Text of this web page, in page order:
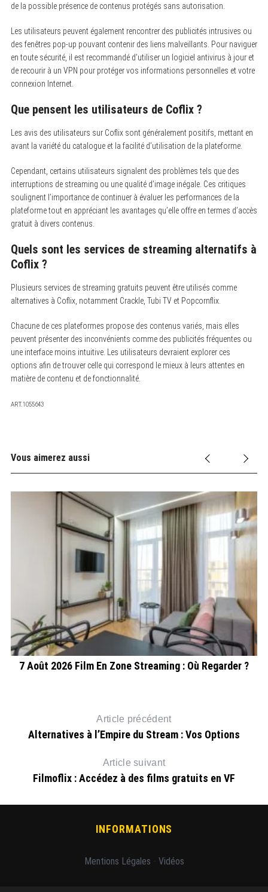
de la possible présence de contenus protégés sans autorisation.
Les utilisateurs peuvent également rencontrer des publicités intrusives ou
des fenêtres pop-up pouvant contenir des liens malveillants. Pour naviguer
en toute sécurité, il est recommandé d’utiliser un logiciel antivirus à jour et
de recourir à un VPN pour protéger vos informations personnelles et votre
connexion Internet.
Que pensent les utilisateurs de Coflix ?
Les avis des utilisateurs sur Coflix sont généralement positifs, mettant en
avant la variété du catalogue et la facilité d’utilisation de la plateforme.
Cependant, certains utilisateurs signalent des problèmes tels que des
interruptions de streaming ou une qualité d’image inégale. Ces critiques
soulignent l’importance de continuer à évaluer les performances de la
plateforme tout en appréciant les avantages qu’elle offre en termes d’accès
gratuit à divers contenus.
Quels sont les services de streaming alternatifs à
Coflix ?
Plusieurs services de streaming gratuits peuvent être utilisés comme
alternatives à Coflix, notamment Crackle, Tubi TV et Popcornflix.
Chacune de ces plateformes propose des contenus variés, mais elles
peuvent présenter des inconvénients comme des publicités fréquentes ou
une interface moins intuitive. Les utilisateurs devraient explorer ces
options afin de trouver celle qui correspond le mieux à leurs attentes en
matière de contenu et de fonctionnalité.
ART.1055643
Vous aimerez aussi
7 Août 2026 Film En Zone Streaming : Où Regarder ?
Article précédent
Alternatives à l’Empire du Stream : Vos Options
Article suivant
Filmoflix : Accédez à des films gratuits en VF
INFORMATIONS
Mentions Légales Vidéos